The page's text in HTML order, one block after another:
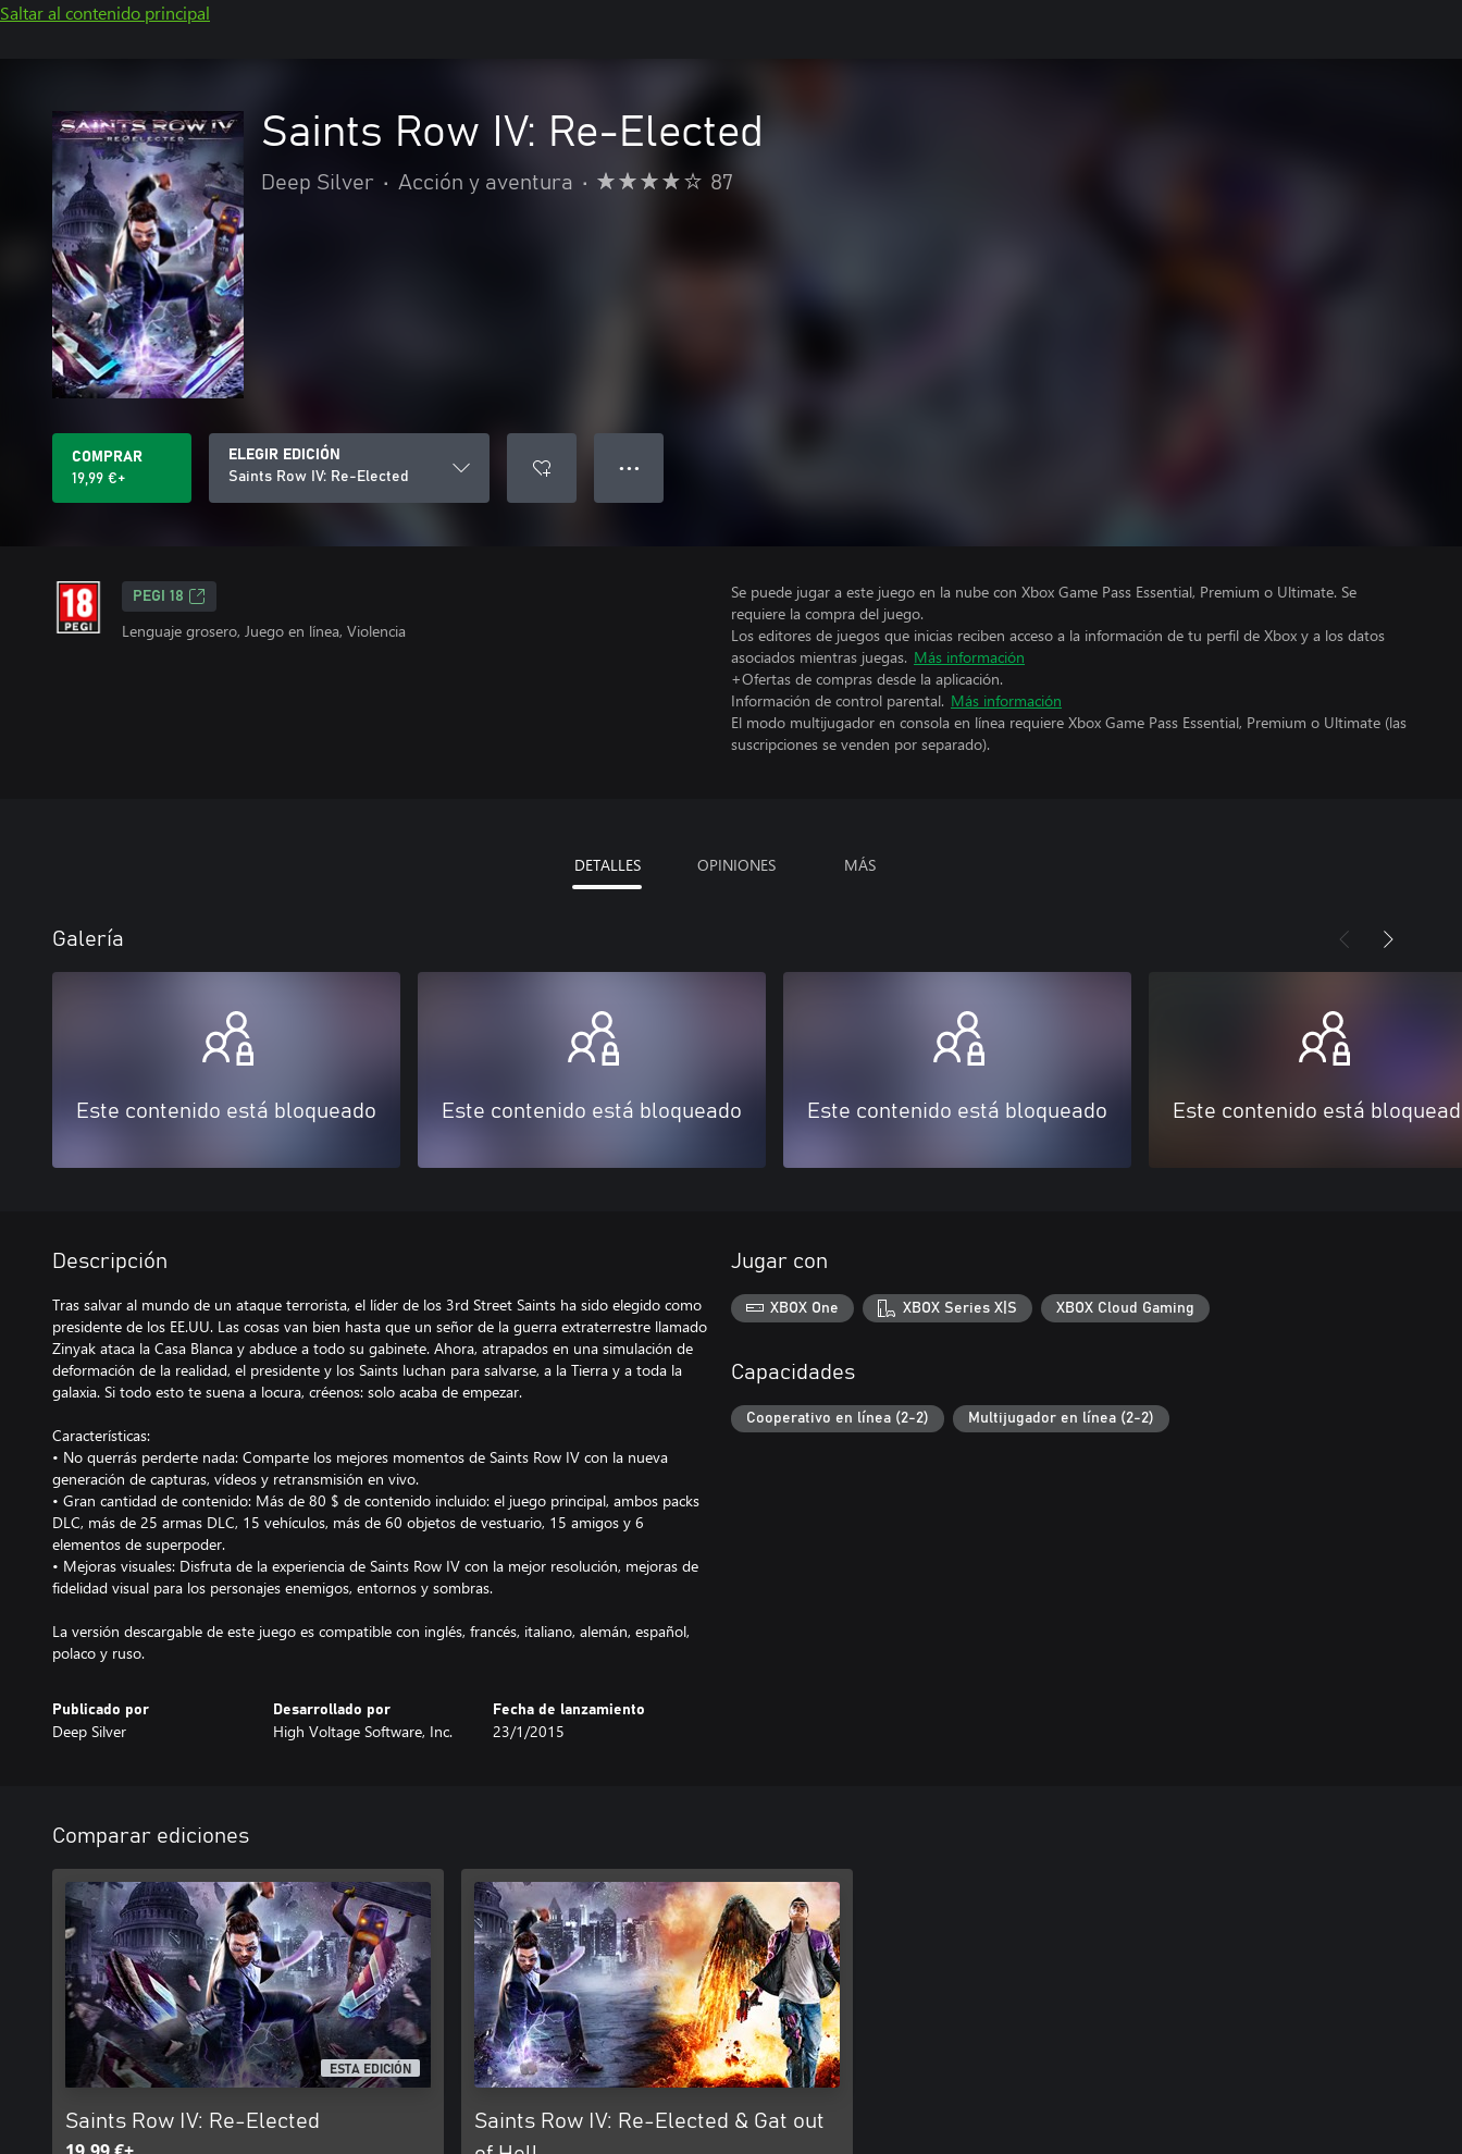
Saltar al contenido principal
Saints Row IV: Re-Elected
Deep Silver • Acción y aventura • 87
COMPRAR
19,99 €+
ELEGIR EDICIÓN
Saints Row IV: Re-Elected
● ● ●
PEGI 18
Lenguaje grosero, Juego en línea, Violencia
Se puede jugar a este juego en la nube con Xbox Game Pass Essential, Premium o Ultimate. Se
requiere la compra del juego.
Los editores de juegos que inicias reciben acceso a la información de tu perfil de Xbox y a los datos
asociados mientras juegas. Más información
+Ofertas de compras desde la aplicación.
Información de control parental. Más información
El modo multijugador en consola en línea requiere Xbox Game Pass Essential, Premium o Ultimate (las
suscripciones se venden por separado).
DETALLES OPINIONES MÁS
Galería
Este contenido está bloqueado Este contenido está bloqueado Este contenido está bloqueado Este contenido está
Descripción
Tras salvar al mundo de un ataque terrorista, el líder de los 3rd Street Saints ha sido elegido como
presidente de los EE.UU. Las cosas van bien hasta que un señor de la guerra extraterrestre llamado
Zinyak ataca la Casa Blanca y abduce a todo su gabinete. Ahora, atrapados en una simulación de
deformación de la realidad, el presidente y los Saints luchan para salvarse, a la Tierra y a toda la
galaxia. Si todo esto te suena a locura, créenos: solo acaba de empezar.
Características:
• No querrás perderte nada: Comparte los mejores momentos de Saints Row IV con la nueva
generación de capturas, vídeos y retransmisión en vivo.
• Gran cantidad de contenido: Más de 80 $ de contenido incluido: el juego principal, ambos packs
DLC, más de 25 armas DLC, 15 vehículos, más de 60 objetos de vestuario, 15 amigos y 6
elementos de superpoder.
• Mejoras visuales: Disfruta de la experiencia de Saints Row IV con la mejor resolución, mejoras de
fidelidad visual para los personajes enemigos, entornos y sombras.
La versión descargable de este juego es compatible con inglés, francés, italiano, alemán, español,
polaco y ruso.
Publicado por
Deep Silver
Desarrollado por
High Voltage Software, Inc.
Fecha de lanzamiento
23/1/2015
Jugar con
XBOX One XBOX Series X|S XBOX Cloud Gaming
Capacidades
Cooperativo en línea (2-2) Multijugador en línea (2-2)
Comparar ediciones
ESTA EDICIÓN
Saints Row IV: Re-Elected
Saints Row IV: Re-Elected & Gat out